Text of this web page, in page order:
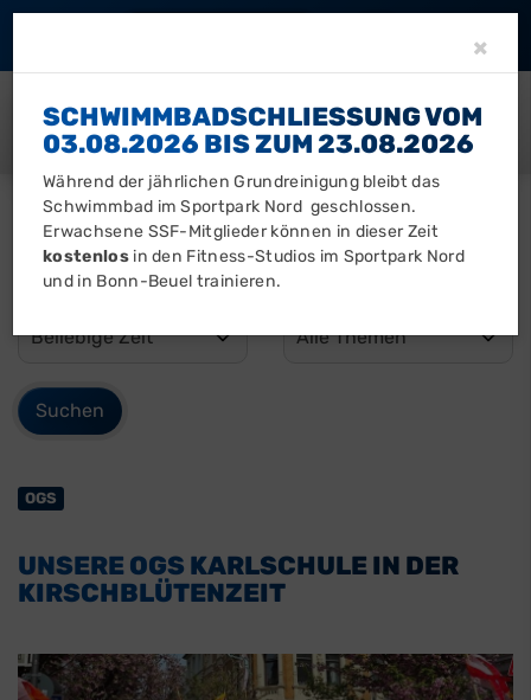
OGS
UNSERE OGS KARLSCHULE IN DER
KIRSCHBLÜTENZEIT
×
SCHWIMMBADSCHLIESSUNG VOM 0
3.08.2026 BIS ZUM 23.08.2026
Während der jährlichen Grundreinigung bleibt das
Schwimmbad im Sportpark Nord geschlossen.
Erwachsene SSF-Mitglieder können in dieser Zeit
kostenlosin den Fitness-Studios im Sportpark Nord
und in Bonn-Beuel trainieren.